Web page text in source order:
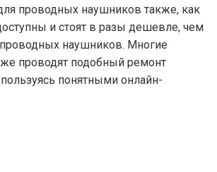
проводных наушников также, как
и стоят в разы дешевле, чем
наушников. Многие
проводят подобный ремонт
понятными онлайн-